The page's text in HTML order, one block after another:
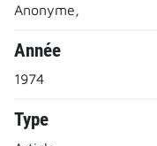
Anonyme,
Année
1974
Type